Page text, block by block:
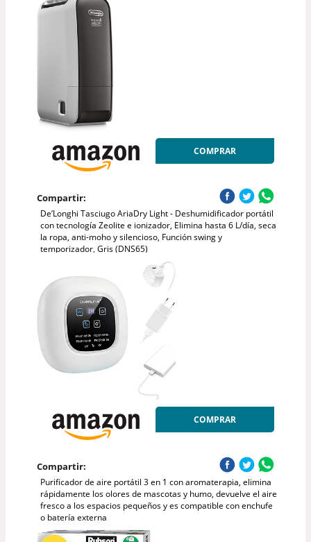
COMPRAR
Compartir:
De’Longhi Tasciugo AriaDry Light - Deshumidificador portátil
con tecnología Zeolite e ionizador, Elimina hasta 6 L/día, seca
la ropa, anti-moho y silencioso, Función swing y
temporizador, Gris (DNS65)
COMPRAR
Compartir:
Purificador de aire portátil 3 en 1 con aromaterapia, elimina
rápidamente los olores de mascotas y humo, devuelve el aire
fresco a los espacios pequeños y es compatible con enchufe
o batería externa